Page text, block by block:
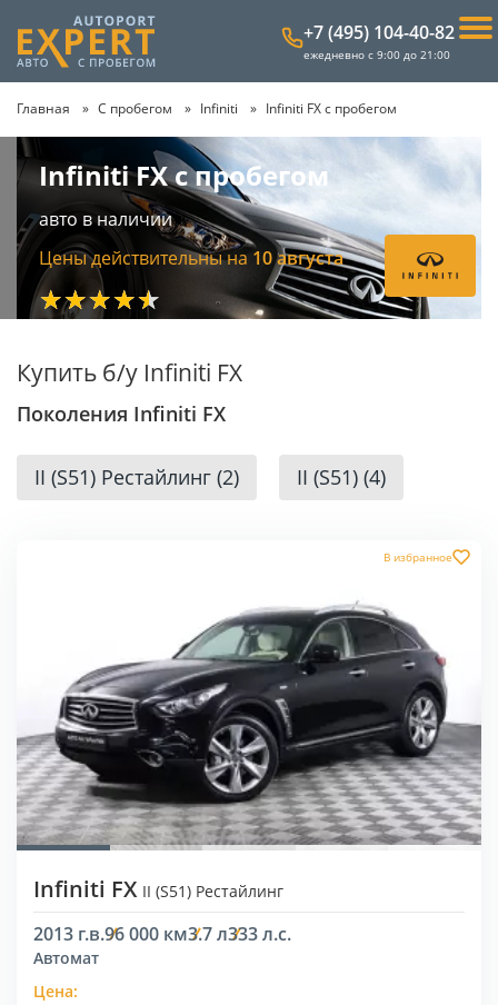
+7 (495) 104-40-82
ежедневно с 9:00 до 21:00
Главная С пробегом Infiniti Infiniti FX с пробегом
Infiniti FX с пробегом
авто в наличии
Цены действительны на10 августа
★★★★★
Купить б/у Infiniti FX
Поколения Infiniti FX
II (S51) Рестайлинг (2) II (S51) (4)
В избранное
Infiniti FX II (S51) Рестайлинг
2013 г.в.96 000 км3.7 л333 л.с.
Автомат
Цена: